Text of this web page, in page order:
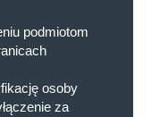
podmiotom
osoby
za